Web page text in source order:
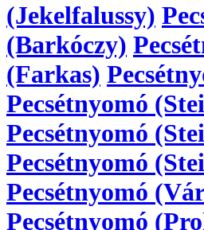
(Jekelfalussy)
(Barkóczy)
(Farkas)
Pecsétnyomó
Pecsétnyomó
Pecsétnyomó
Pecsétnyomó
Pecsétnyomó